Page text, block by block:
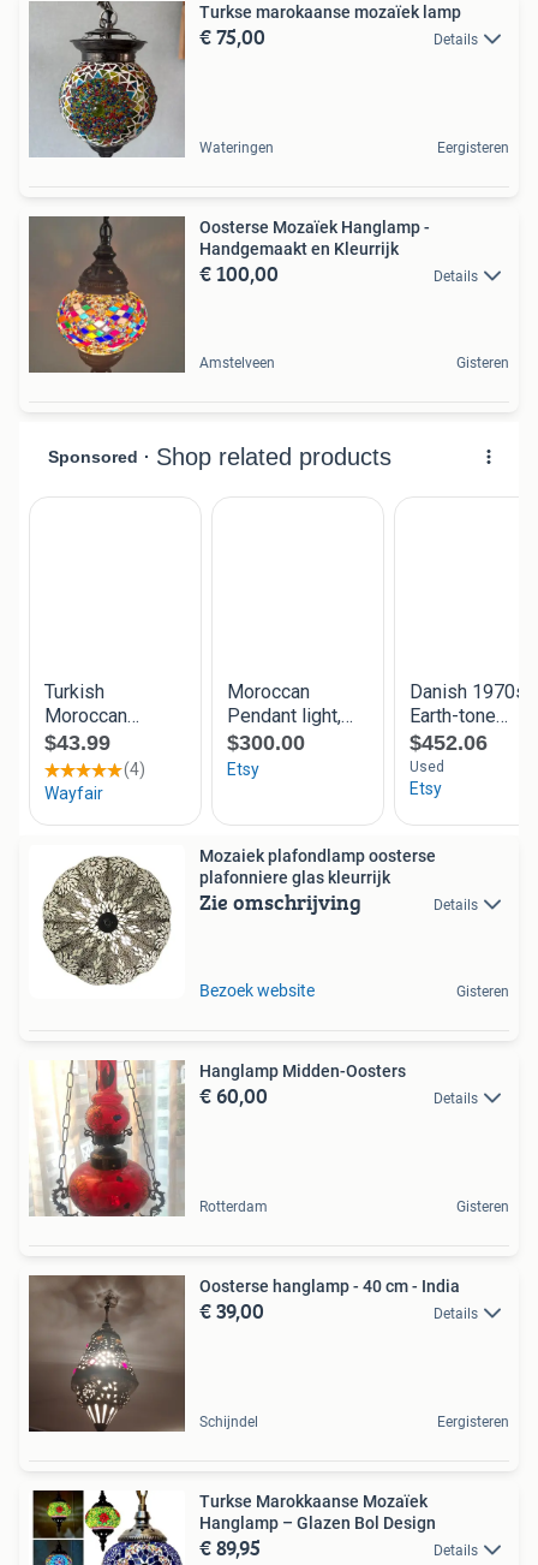
Turkse marokaanse mozaïek lamp
€ 75,00 Details
Wateringen Eergisteren
Oosterse Mozaïek Hanglamp -
Handgemaakt en Kleurrijk
€ 100,00 Details
Amstelveen Gisteren
Mozaiek plafondlamp oosterse
plafonniere glas kleurrijk
Zie omschrijving Details
Bezoek website Gisteren
Hanglamp Midden-Oosters
€ 60,00 Details
Rotterdam Gisteren
Oosterse hanglamp - 40 cm - India
€ 39,00 Details
Schijndel Eergisteren
Turkse Marokkaanse Mozaïek
Hanglamp – Glazen Bol Design
€ 89,95 Details